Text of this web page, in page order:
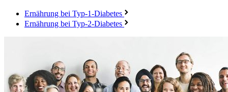
Ernährung bei Typ-1-Diabetes
Ernährung bei Typ-2-Diabetes